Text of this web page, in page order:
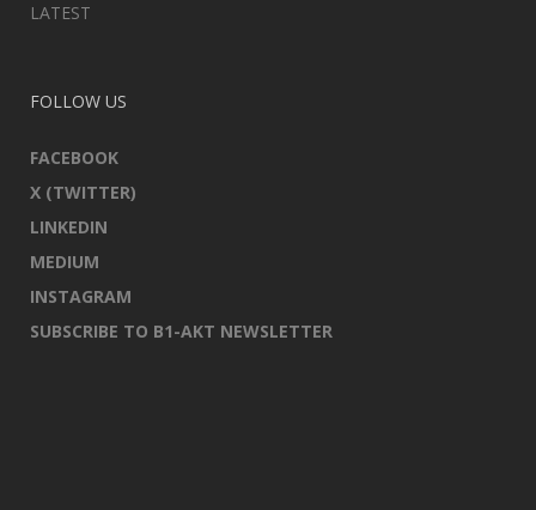
LATEST
FOLLOW US
FACEBOOK
X (TWITTER)
LINKEDIN
MEDIUM
INSTAGRAM
SUBSCRIBE TO B1-AKT NEWSLETTER